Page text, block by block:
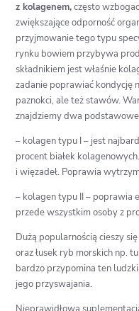
z kolagenem,często
zwiększające odporność
przyjmowanie tego typu
rynku bowiem przybywa
składnikiem jest właśnie
zadanie poprawiać kondycję
paznokci, ale też stawów.
znajdziemy dwa
– kolagen typu I – jest
procent białek
i więzadeł. Poprawia
– kolagen typu II – poprawia
przede wszystkim osoby z
Dużą popularnością cieszy
oraz łusek ryb morskich np.
bardzo przypomina ten
jego przyswajania.